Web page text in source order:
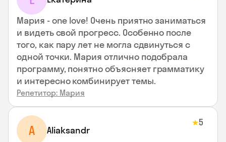
Мария - one love! Очень приятно заниматься
и видеть свой прогресс. Особенно после
того, как пару лет не могла сдвинуться с
одной точки. Мария отлично подобрала
программу, понятно объясняет грамматику
и интересно комбинирует темы.
Репетитор: Мария
A Aliaksandr
★5